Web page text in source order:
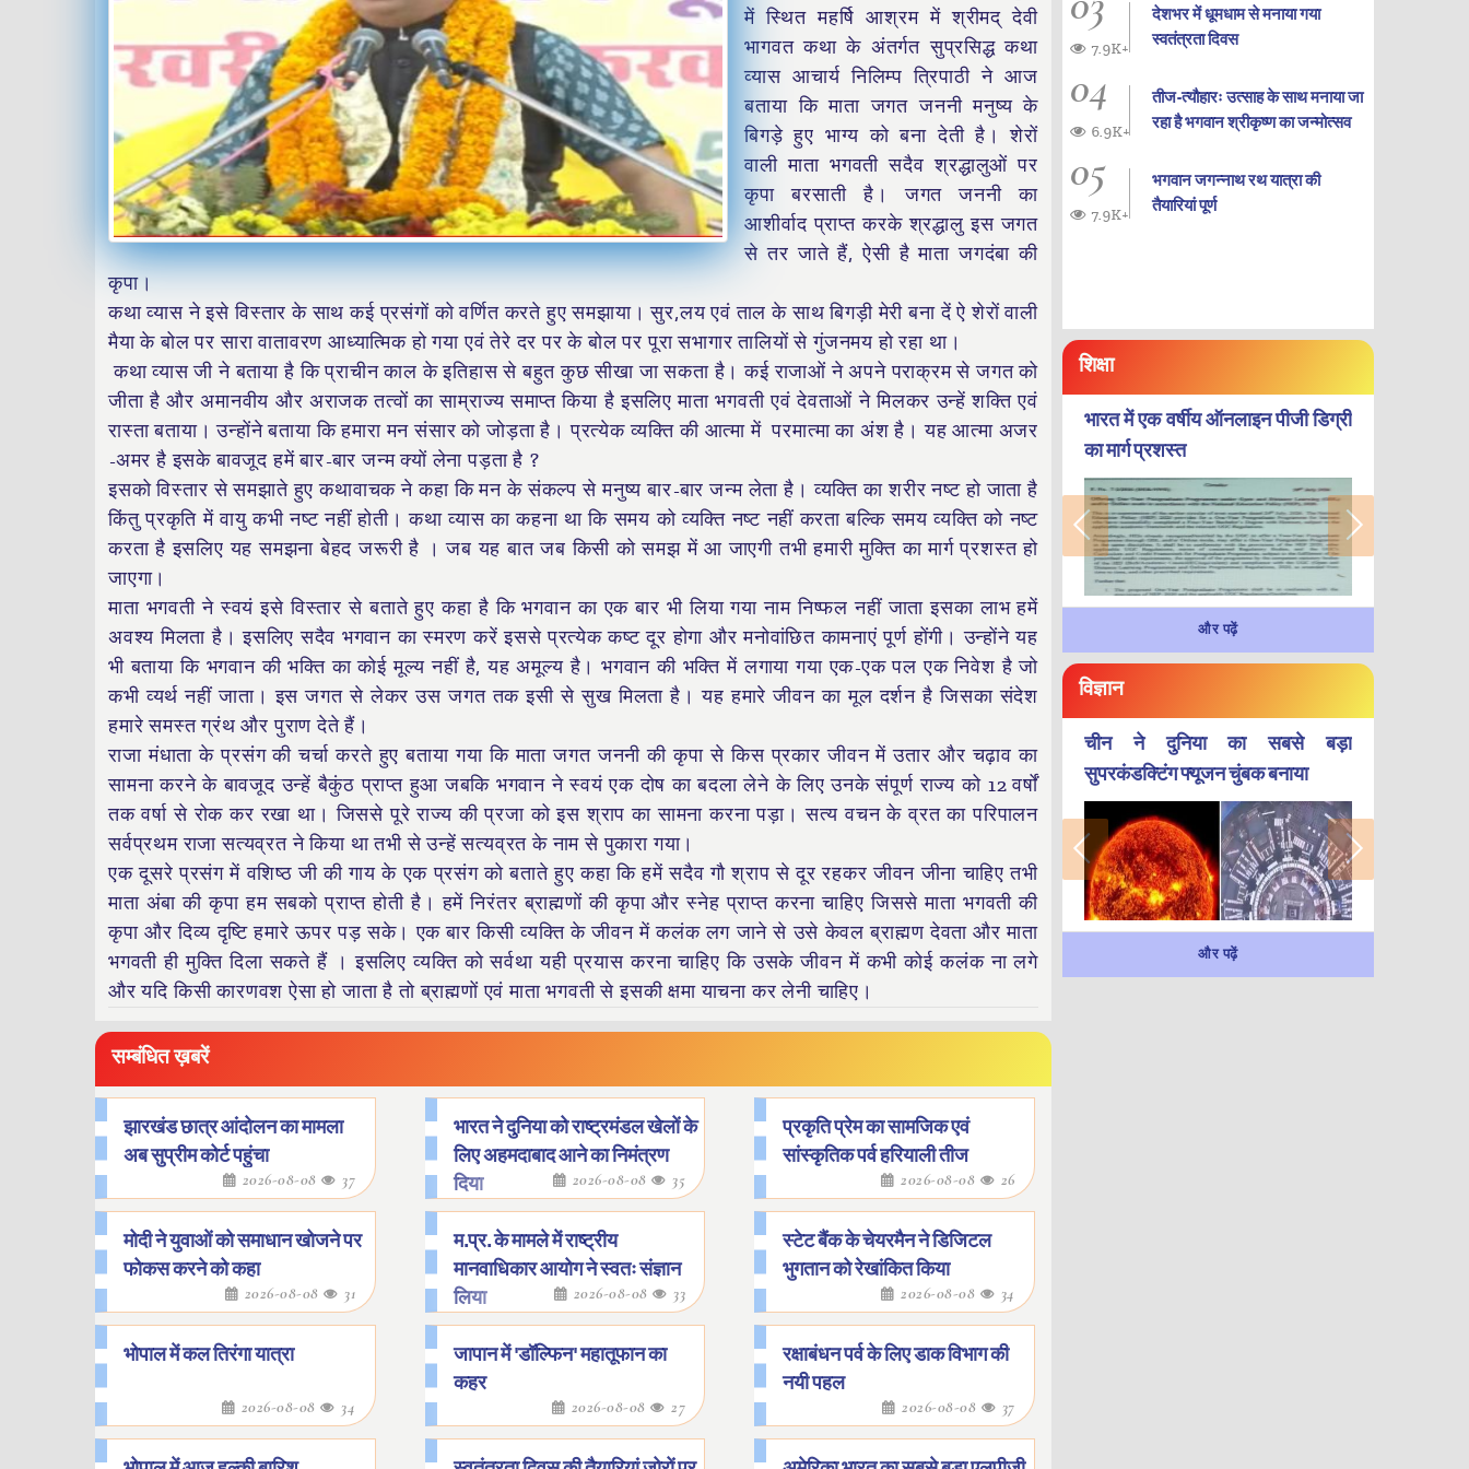
में स्थित महर्षि आश्रम में श्रीमद् देवी
भागवत कथा के अंतर्गत सुप्रसिद्ध कथा
व्यास आचार्य निलिम्प त्रिपाठी ने आज
बताया कि माता जगत जननी मनुष्य के
बिगड़े हुए भाग्य को बना देती है। शेरों
वाली माता भगवती सदैव श्रद्धालुओं पर
कृपा बरसाती है। जगत जननी का
आशीर्वाद प्राप्त करके श्रद्धालु इस जगत
से तर जाते हैं, ऐसी है माता जगदंबा की
कृपा।
कथा व्यास ने इसे विस्तार के साथ कई प्रसंगों को वर्णित करते हुए समझाया। सुर,लय एवं ताल के साथ बिगड़ी मेरी बना दें ऐ शेरों वाली
मैया के बोल पर सारा वातावरण आध्यात्मिक हो गया एवं तेरे दर पर के बोल पर पूरा सभागार तालियों से गुंजनमय हो रहा था।
कथा व्यास जी ने बताया है कि प्राचीन काल के इतिहास से बहुत कुछ सीखा जा सकता है। कई राजाओं ने अपने पराक्रम से जगत को
जीता है और अमानवीय और अराजक तत्वों का साम्राज्य समाप्त किया है इसलिए माता भगवती एवं देवताओं ने मिलकर उन्हें शक्ति एवं
रास्ता बताया। उन्होंने बताया कि हमारा मन संसार को जोड़ता है। प्रत्येक व्यक्ति की आत्मा में परमात्मा का अंश है। यह आत्मा अजर
-अमर है इसके बावजूद हमें बार-बार जन्म क्यों लेना पड़ता है ?
इसको विस्तार से समझाते हुए कथावाचक ने कहा कि मन के संकल्प से मनुष्य बार-बार जन्म लेता है। व्यक्ति का शरीर नष्ट हो जाता है
किंतु प्रकृति में वायु कभी नष्ट नहीं होती। कथा व्यास का कहना था कि समय को व्यक्ति नष्ट नहीं करता बल्कि समय व्यक्ति को नष्ट
करता है इसलिए यह समझना बेहद जरूरी है । जब यह बात जब किसी को समझ में आ जाएगी तभी हमारी मुक्ति का मार्ग प्रशस्त हो
जाएगा।
माता भगवती ने स्वयं इसे विस्तार से बताते हुए कहा है कि भगवान का एक बार भी लिया गया नाम निष्फल नहीं जाता इसका लाभ हमें
अवश्य मिलता है। इसलिए सदैव भगवान का स्मरण करें इससे प्रत्येक कष्ट दूर होगा और मनोवांछित कामनाएं पूर्ण होंगी। उन्होंने यह
भी बताया कि भगवान की भक्ति का कोई मूल्य नहीं है, यह अमूल्य है। भगवान की भक्ति में लगाया गया एक-एक पल एक निवेश है जो
कभी व्यर्थ नहीं जाता। इस जगत से लेकर उस जगत तक इसी से सुख मिलता है। यह हमारे जीवन का मूल दर्शन है जिसका संदेश
हमारे समस्त ग्रंथ और पुराण देते हैं।
राजा मंधाता के प्रसंग की चर्चा करते हुए बताया गया कि माता जगत जननी की कृपा से किस प्रकार जीवन में उतार और चढ़ाव का
सामना करने के बावजूद उन्हें बैकुंठ प्राप्त हुआ जबकि भगवान ने स्वयं एक दोष का बदला लेने के लिए उनके संपूर्ण राज्य को 12 वर्षों
तक वर्षा से रोक कर रखा था। जिससे पूरे राज्य की प्रजा को इस श्राप का सामना करना पड़ा। सत्य वचन के व्रत का परिपालन
सर्वप्रथम राजा सत्यव्रत ने किया था तभी से उन्हें सत्यव्रत के नाम से पुकारा गया।
एक दूसरे प्रसंग में वशिष्ठ जी की गाय के एक प्रसंग को बताते हुए कहा कि हमें सदैव गौ श्राप से दूर रहकर जीवन जीना चाहिए तभी
माता अंबा की कृपा हम सबको प्राप्त होती है। हमें निरंतर ब्राह्मणों की कृपा और स्नेह प्राप्त करना चाहिए जिससे माता भगवती की
कृपा और दिव्य दृष्टि हमारे ऊपर पड़ सके। एक बार किसी व्यक्ति के जीवन में कलंक लग जाने से उसे केवल ब्राह्मण देवता और माता
भगवती ही मुक्ति दिला सकते हैं । इसलिए व्यक्ति को सर्वथा यही प्रयास करना चाहिए कि उसके जीवन में कभी कोई कलंक ना लगे
और यदि किसी कारणवश ऐसा हो जाता है तो ब्राह्मणों एवं माता भगवती से इसकी क्षमा याचना कर लेनी चाहिए।
सम्बंधित ख़बरें
झारखंड छात्र आंदोलन का मामला
अब सुप्रीम कोर्ट पहुंचा
2026-08-08 37
भारत ने दुनिया को राष्ट्रमंडल खेलों के
लिए अहमदाबाद आने का निमंत्रण
दिया
2026-08-08 35
प्रकृति प्रेम का सामजिक एवं
सांस्कृतिक पर्व हरियाली तीज
2026-08-08 26
मोदी ने युवाओं को समाधान खोजने पर
फोकस करने को कहा
2026-08-08 31
म.प्र. के मामले में राष्ट्रीय
मानवाधिकार आयोग ने स्वतः संज्ञान
लिया
2026-08-08 33
स्टेट बैंक के चेयरमैन ने डिजिटल
भुगतान को रेखांकित किया
2026-08-08 34
भोपाल में कल तिरंगा यात्रा
2026-08-08 34
जापान में 'डॉल्फिन' महातूफान का
कहर
2026-08-08 27
रक्षाबंधन पर्व के लिए डाक विभाग की
नयी पहल
2026-08-08 37
देशभर में धूमधाम से मनाया गया
स्वतंत्रता दिवस
7.9K+
04
तीज-त्यौहारः उत्साह के साथ मनाया जा
रहा है भगवान श्रीकृष्ण का जन्‍मोत्‍सव
6.9K+
05
भगवान जगन्नाथ रथ यात्रा की
तैयारियां पूर्ण
7.9K+
शिक्षा
भारत में एक वर्षीय ऑनलाइन पीजी डिग्री
का मार्ग प्रशस्त
और पढ़ें
विज्ञान
चीन ने दुनिया का सबसे बड़ा
सुपरकंडक्टिंग फ्यूजन चुंबक बनाया
और पढ़ें